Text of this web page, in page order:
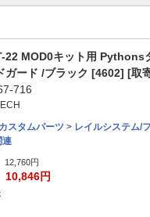
22 MOD0キット用 Pythons
ガード /ブラック [4602] [取
716
カスタムパーツ > レイルシステム/
連
12,760円
10,846円